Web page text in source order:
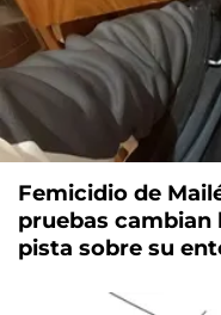
Femicidio de
pruebas cambian
pista sobre su